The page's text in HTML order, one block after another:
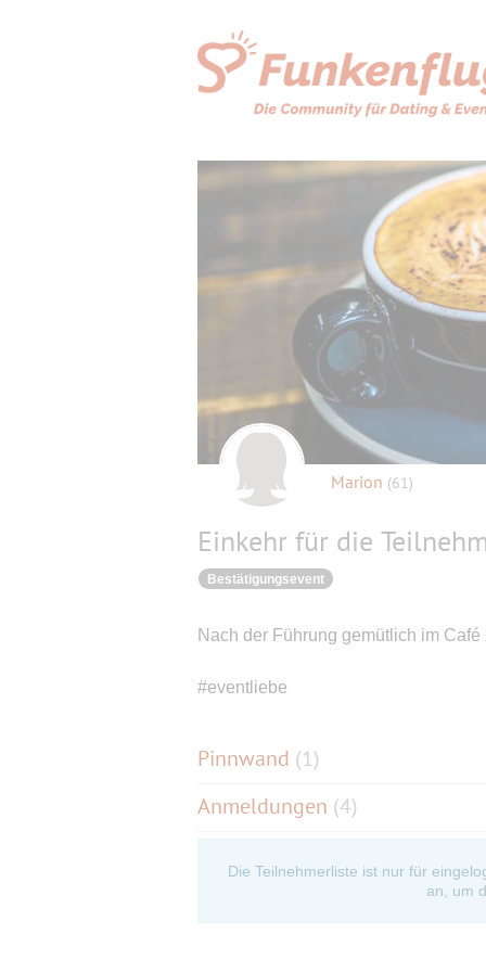
Marion (61)
Einkehr für die
Bestätigungsevent
Nach der Führung gemütlich im Café
#eventliebe
Pinnwand (1)
Anmeldungen (4)
Die Teilnehmerliste ist nur für
an, um